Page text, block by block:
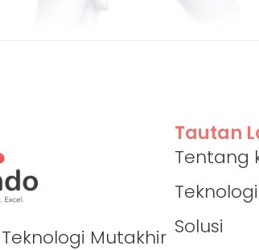
Mutakhir
Tautan
Tentang
Teknologi
Solusi